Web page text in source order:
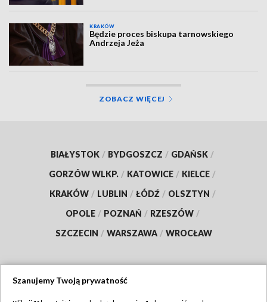
KRAKÓW
Będzie proces biskupa tarnowskiego
Andrzeja Jeża
ZOBACZ WIĘCEJ
BIAŁYSTOK / BYDGOSZCZ / GDAŃSK /
GORZÓW WLKP. / KATOWICE / KIELCE /
KRAKÓW / LUBLIN / ŁÓDŹ / OLSZTYN /
OPOLE / POZNAŃ / RZESZÓW /
SZCZECIN / WARSZAWA / WROCŁAW
Szanujemy Twoją prywatność